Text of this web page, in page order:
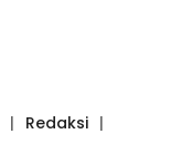
Redaksi